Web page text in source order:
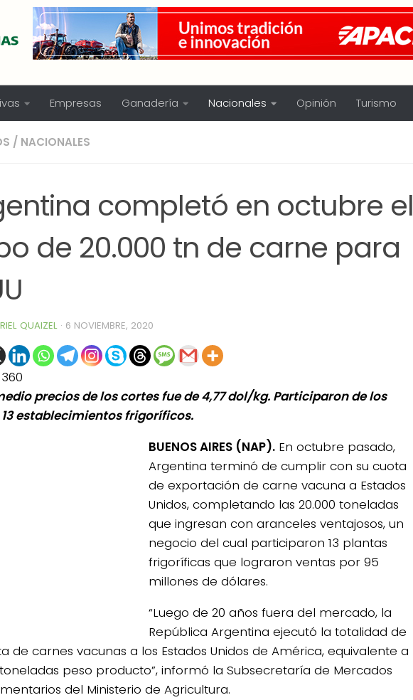
Empresas Ganadería Nacionales Opinión Turismo
/ NACIONALES
completó en octubre el
de 20.000 tn de carne para
QUAIZEL · 6 NOVIEMBRE, 2020
precios de los cortes fue de 4,77 dol/kg. Participaron de los
establecimientos frigoríficos.
BUENOS AIRES (NAP). En octubre pasado,
Argentina terminó de cumplir con su cuota
de exportación de carne vacuna a Estados
Unidos, completando las 20.000 toneladas
que ingresan con aranceles ventajosos, un
negocio del cual participaron 13 plantas
frigoríficas que lograron ventas por 95
millones de dólares.
“Luego de 20 años fuera del mercado, la
República Argentina ejecutó la totalidad de
de carnes vacunas a los Estados Unidos de América, equivalente a
peso producto”, informó la Subsecretaría de Mercados
del Ministerio de Agricultura.